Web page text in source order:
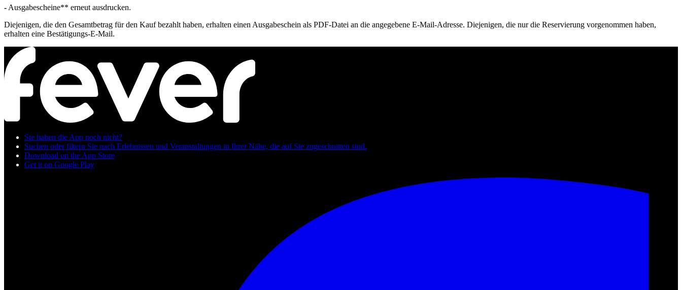
- Ausgabescheine** erneut ausdrucken.
Diejenigen, die den Gesamtbetrag für den Kauf bezahlt haben, erhalten einen Ausgabeschein als PDF-Datei an die angegebene E-Mail-Adresse. Diejenigen, die nur die Reservierung vorgenommen haben,
erhalten eine Bestätigungs-E-Mail.
Sie haben die App noch nicht?
Suchen oder filtern Sie nach Erlebnissen und Veranstaltungen in Ihrer Nähe, die auf Sie zugeschnitten sind.
Download on the App Store
Get it on Google Play